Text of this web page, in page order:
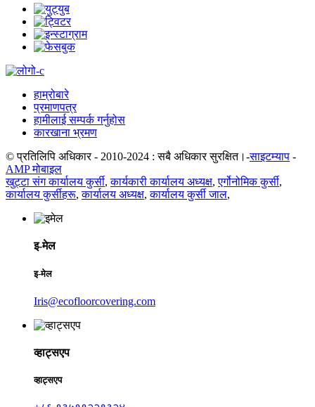
हाम्रोबारे
प्रमाणपत्र
हामीलाई सम्पर्क गर्नुहोस
कारखाना भ्रमण
© प्रतिलिपि अधिकार - 2010-2024 : सबै अधिकार सुरक्षित।-साइटम्याप -
AMP मोबाइल
खुट्टा संग कार्यालय कुर्सी,कार्यकारी कार्यालय अध्यक्ष,एर्गोनोमिक कुर्सी,
कार्यालय कुर्सीहरू,कार्यालय अध्यक्ष,कार्यालय कुर्सी जाल,
इ-मेल
इ-मेल
Iris@ecofloorcovering.com
व्हाट्सएप
व्हाट्सएप